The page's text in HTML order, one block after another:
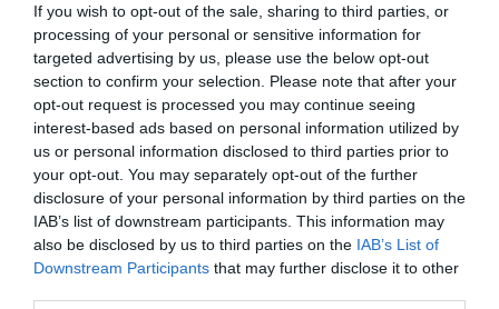
If you wish to opt-out of the sale, sharing to third parties, or
processing of your personal or sensitive information for
targeted advertising by us, please use the below opt-out
section to confirm your selection. Please note that after your
opt-out request is processed you may continue seeing
interest-based ads based on personal information utilized by
us or personal information disclosed to third parties prior to
your opt-out. You may separately opt-out of the further
disclosure of your personal information by third parties on the
IAB’s list of downstream participants. This information may
also be disclosed by us to third parties on the IAB’s List of
Downstream Participants that may further disclose it to other